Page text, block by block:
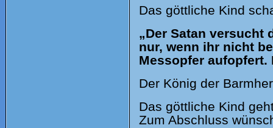
Das göttliche Kind
„Der Satan versucht
nur, wenn ihr nicht
Messopfer
Der König der
Das göttliche Kind
Zum Abschluss